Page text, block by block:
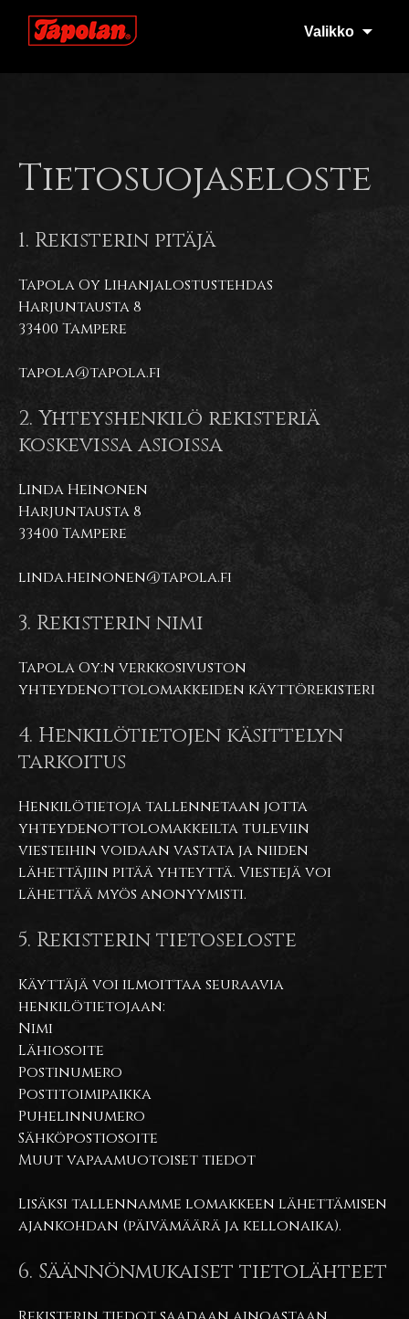
Tapola Valikko
Tietosuojaseloste
1. Rekisterin pitäjä
Tapola Oy Lihanjalostustehdas
Harjuntausta 8
33400 Tampere
tapola@tapola.fi
2. Yhteyshenkilö rekisteriä
koskevissa asioissa
Linda Heinonen
Harjuntausta 8
33400 Tampere
linda.heinonen@tapola.fi
3. Rekisterin nimi
Tapola Oy:n verkkosivuston
yhteydenottolomakkeiden käyttörekisteri
4. Henkilötietojen käsittelyn
tarkoitus
Henkilötietoja tallennetaan jotta
yhteydenottolomakkeilta tuleviin
viesteihin voidaan vastata ja niiden
lähettäjiin pitää yhteyttä. Viestejä voi
lähettää myös anonyymisti.
5. Rekisterin tietoseloste
Käyttäjä voi ilmoittaa seuraavia
henkilötietojaan:
Nimi
Lähiosoite
Postinumero
Postitoimipaikka
Puhelinnumero
Sähköpostiosoite
Muut vapaamuotoiset tiedot
Lisäksi tallennamme lomakkeen lähettämisen
ajankohdan (päivämäärä ja kellonaika).
6. Säännönmukaiset tietolähteet